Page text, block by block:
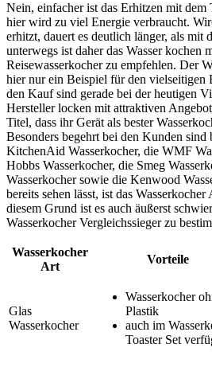
Nein, einfacher ist das Erhitzen mit dem
hier wird zu viel Energie verbraucht.
erhitzt, dauert es deutlich länger, als mit
unterwegs ist daher das Wasser kochen
Reisewasserkocher zu empfehlen. Der
hier nur ein Beispiel für den vielseitigen
den Kauf sind gerade bei der heutigen
Hersteller locken mit attraktiven
Titel, dass ihr Gerät als bester
Besonders begehrt bei den Kunden sind
KitchenAid Wasserkocher, die WMF
Hobbs Wasserkocher, die Smeg
Wasserkocher sowie die Kenwood
bereits sehen lässt, ist das
diesem Grund ist es auch äußerst
Wasserkocher Vergleichssieger zu
Wasserkocher
Art
Vorteile
Glas
Wasserkocher
Wasserkocher
Plastik
auch im
Toaster Set